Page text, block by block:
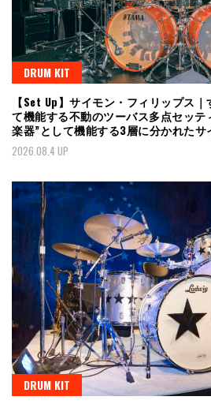
DRUM KIT
【Set Up】サイモン・フィリップス
て機能する不動のツーバス多点セッテ
楽器”として機能する3層に分かれたサ
2026.08.4 UP
DRUM KIT